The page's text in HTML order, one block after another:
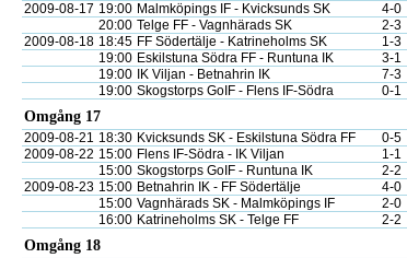
2009-08-17 19:00 Malmköpings IF - Kvicksunds SK 4-0
20:00 Telge FF - Vagnhärads SK 2-3
2009-08-18 18:45 FF Södertälje - Katrineholms SK 1-3
19:00 Eskilstuna Södra FF - Runtuna IK 3-1
19:00
IK Viljan - Betnahrin IK 7-3
19:00 Skogstorps GoIF - Flens IF-Södra 0-1
Omgång 17
2009-08-21 18:30 Kvicksunds SK - Eskilstuna Södra FF 0-5
2009-08-22 15:00 Flens IF-Södra - IK Viljan 1-1
15:00 Skogstorps GoIF - Runtuna IK 2-2
2009-08-23 15:00 Betnahrin IK - FF Södertälje 4-0
15:00 Vagnhärads SK - Malmköpings IF 2-0
16:00 Katrineholms SK - Telge FF 2-2
Omgång 18